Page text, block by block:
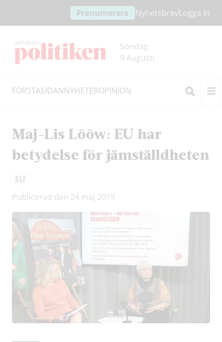
innehållet
headern
Prenumerera NyhetsbrevLogga In
Söndag
9 Augusti
FÖRSTASIDANNYHETEROPINION
Maj-Lis Lööw: EU har
betydelse för jämställdheten
EU
Publicerad den 24 maj 2019